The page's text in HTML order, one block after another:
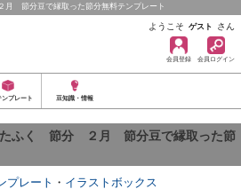
節分豆で縁取った節分無料テンプレート
ようこそ ゲスト さん
会員登録 会員ログイン
ンプレート 豆知識・情報
ふく 節分 ２月 節分豆で縁取った節
プレート ・ イラストボックス